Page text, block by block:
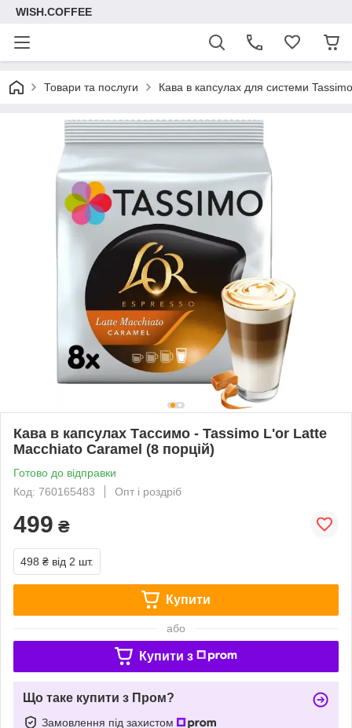
WISH.COFFEE
Товари та послуги Кава в капсулах для системи Tassimo
Кава в капсулах Тассимо - Tassimo L'or Latte
Macchiato Caramel (8 порцій)
Готово до відправки
Код: 760165483
Опт і роздріб
499 ₴
498 ₴ від 2 шт.
Купити
або
Купити з
Що таке купити з Пром?
Замовлення під захистом